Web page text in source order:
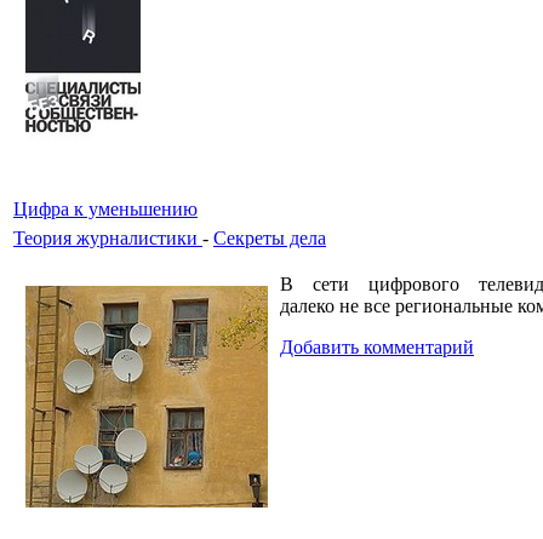
Цифра к уменьшению
Теория журналистики - Секреты дела
В сети цифрового
далеко не все региональные
Добавить комментарий